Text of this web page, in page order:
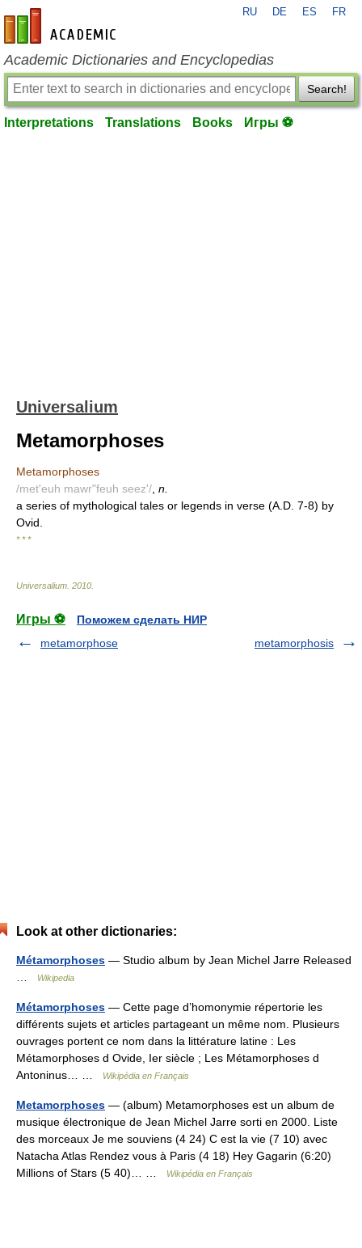
en-academic.com
RU DE ES FR
Academic Dictionaries and Encyclopedias
Search!
Interpretations Translations Books Игры ⚽
Universalium
Metamorphoses
Metamorphoses
/met'euh mawr"feuh seez'/ n.
a series of mythological tales or legends in verse (A.D. 7-8) by
Ovid.
* * *
Universalium 2010
Игры ⚽
Поможем сделать НИР
metamorphose
metamorphosis
Look at other dictionaries:
Métamorphoses — Studio album by Jean Michel Jarre Released
Wikipedia
Métamorphoses — Cette page d’homonymie répertorie les
différents sujets et articles partageant un même nom. Plusieurs
ouvrages portent ce nom dans la littérature latine : Les
Métamorphoses d Ovide, Ier siècle ; Les Métamorphoses d
Antoninus… …
Wikipédia en Français
Metamorphoses — (album) Metamorphoses est un album de
musique électronique de Jean Michel Jarre sorti en 2000. Liste
des morceaux Je me souviens (4 24) C est la vie (7 10) avec
Natacha Atlas Rendez vous à Paris (4 18) Hey Gagarin (6:20)
Millions of Stars (5 40)… …
Wikipédia en Français